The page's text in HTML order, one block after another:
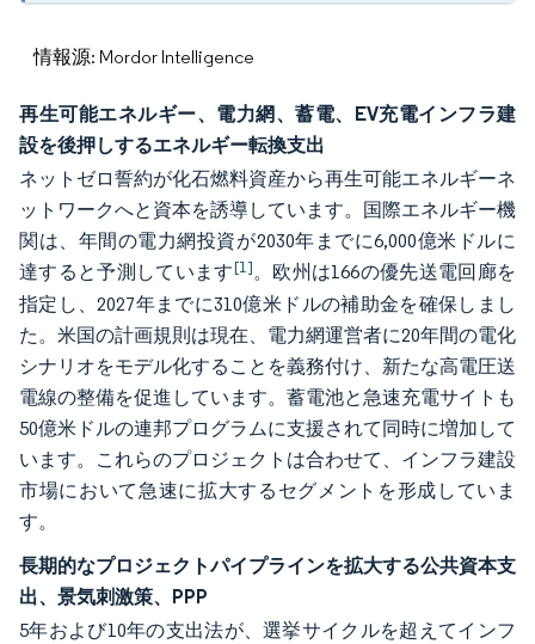
情報源: Mordor Intelligence
再生可能エネルギー、電力網、蓄電、EV充電インフラ建
設を後押しするエネルギー転換支出
ネットゼロ誓約が化石燃料資産から再生可能エネルギーネ
ットワークへと資本を誘導しています。国際エネルギー機
関は、年間の電力網投資が2030年までに6,000億米ドルに
達すると予測しています[1]。欧州は166の優先送電回廊を
指定し、2027年までに310億米ドルの補助金を確保しまし
た。米国の計画規則は現在、電力網運営者に20年間の電化
シナリオをモデル化することを義務付け、新たな高電圧送
電線の整備を促進しています。蓄電池と急速充電サイトも
50億米ドルの連邦プログラムに支援されて同時に増加して
います。これらのプロジェクトは合わせて、インフラ建設
市場において急速に拡大するセグメントを形成していま
す。
長期的なプロジェクトパイプラインを拡大する公共資本支
出、景気刺激策、PPP
5年および10年の支出法が、選挙サイクルを超えてインフ